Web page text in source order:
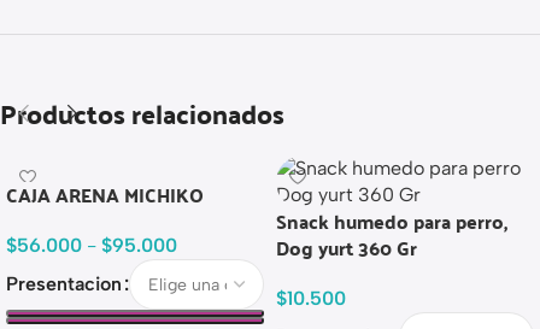
Productos relacionados
CAJA ARENA MICHIKO
$56.000 - $95.000
Presentacion
Snack humedo para perro,
Dog yurt 360 Gr
$10.500